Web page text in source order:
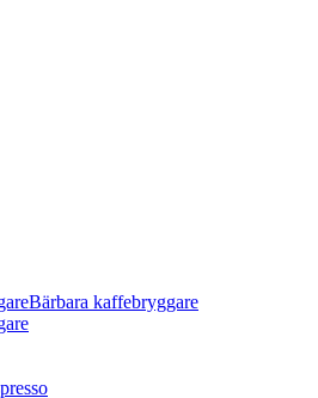
Bärbara kaffebryggare